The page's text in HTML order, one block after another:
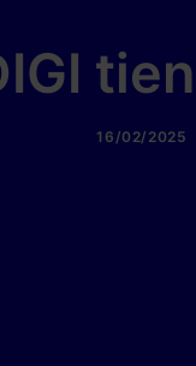
16/02/2025